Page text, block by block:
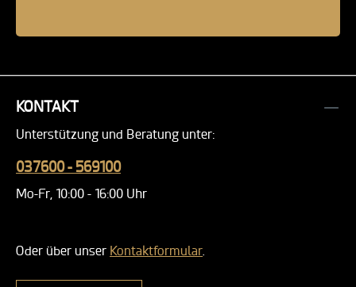
KONTAKT
Unterstützung und Beratung unter:
037600 - 569100
Mo-Fr, 10:00 - 16:00 Uhr
Oder über unser Kontaktformular.